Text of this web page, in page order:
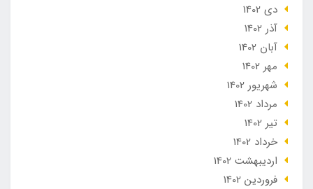
دی 1402
آذر 1402
آبان 1402
مهر 1402
شهریور 1402
مرداد 1402
تير 1402
خرداد 1402
ارديبهشت 1402
فروردین 1402